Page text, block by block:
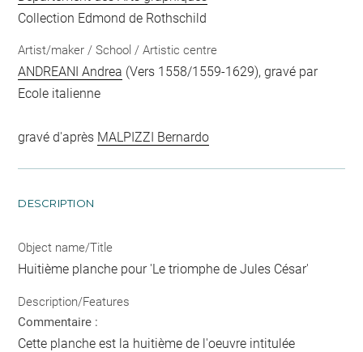
Collection Edmond de Rothschild
Artist/maker / School / Artistic centre
ANDREANI Andrea (Vers 1558/1559-1629), gravé par
Ecole italienne
gravé d'après MALPIZZI Bernardo
DESCRIPTION
Object name/Title
Huitième planche pour 'Le triomphe de Jules César'
Description/Features
Commentaire :
Cette planche est la huitième de l'oeuvre intitulée